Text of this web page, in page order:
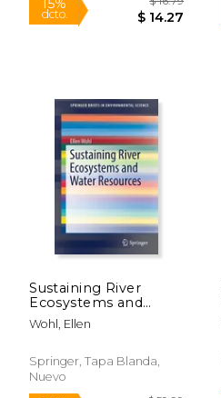
15%
dcto. $ 144.49
Sustaining River
Ecosystems and
Water Resources (en
Inglés)
Wohl, Ellen
Springer, Tapa Blanda,
Nuevo